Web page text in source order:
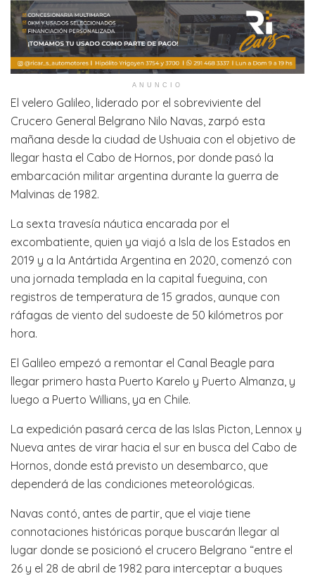
ANUNCIO
El velero Galileo, liderado por el sobreviviente del
Crucero General Belgrano Nilo Navas, zarpó esta
mañana desde la ciudad de Ushuaia con el objetivo de
llegar hasta el Cabo de Hornos, por donde pasó la
embarcación militar argentina durante la guerra de
Malvinas de 1982.
La sexta travesía náutica encarada por el
excombatiente, quien ya viajó a Isla de los Estados en
2019 y a la Antártida Argentina en 2020, comenzó con
una jornada templada en la capital fueguina, con
registros de temperatura de 15 grados, aunque con
ráfagas de viento del sudoeste de 50 kilómetros por
hora.
El Galileo empezó a remontar el Canal Beagle para
llegar primero hasta Puerto Karelo y Puerto Almanza, y
luego a Puerto Willians, ya en Chile.
La expedición pasará cerca de las Islas Picton, Lennox y
Nueva antes de virar hacia el sur en busca del Cabo de
Hornos, donde está previsto un desembarco, que
dependerá de las condiciones meteorológicas.
Navas contó, antes de partir, que el viaje tiene
connotaciones históricas porque buscarán llegar al
lugar donde se posicionó el crucero Belgrano “entre el
26 y el 28 de abril de 1982 para interceptar a buques